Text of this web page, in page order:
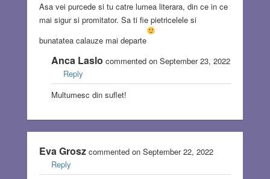
Asa vei purcede si tu catre lumea literara, din ce in ce
mai sigur si promitator. Sa ti fie pietricelele si
bunatatea calauze mai departe
Anca Laslo commented on September 23, 2022
Reply
Multumesc din suflet!
Eva Groszcommented on September 22, 2022
Reply